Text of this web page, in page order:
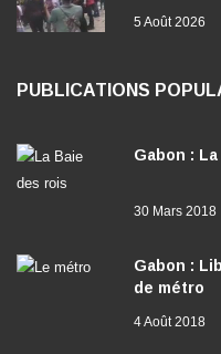
5 Août 2026
PUBLICATIONS
Gabon :
30 Mars 2018
Gabon :
de métro
4 Août 2018